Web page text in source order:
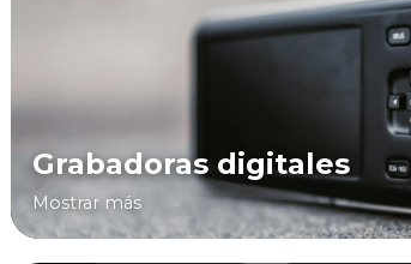
Grabadoras digitales
Mostrar más